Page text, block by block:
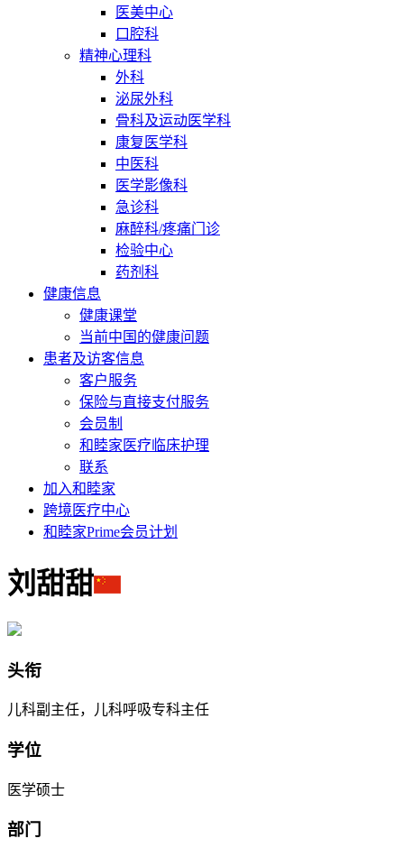
医美中心
口腔科
精神心理科
外科
泌尿外科
骨科及运动医学科
康复医学科
中医科
医学影像科
急诊科
麻醉科/疼痛门诊
检验中心
药剂科
健康信息
健康课堂
当前中国的健康问题
患者及访客信息
客户服务
保险与直接支付服务
会员制
和睦家医疗临床护理
联系
加入和睦家
跨境医疗中心
和睦家Prime会员计划
刘甜甜
头衔
儿科副主任，儿科呼吸专科主任
学位
医学硕士
部门